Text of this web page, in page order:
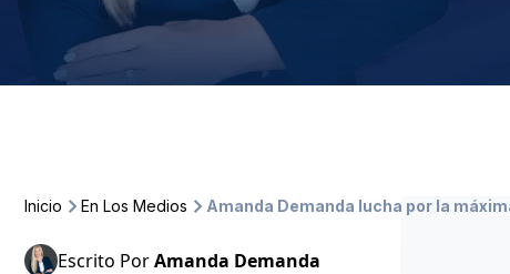
Inicio En Los Medios Amanda Demanda lucha por la
Escrito PorAmanda Demanda